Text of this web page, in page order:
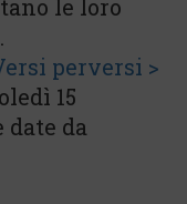
le loro
perversi >
15
date da